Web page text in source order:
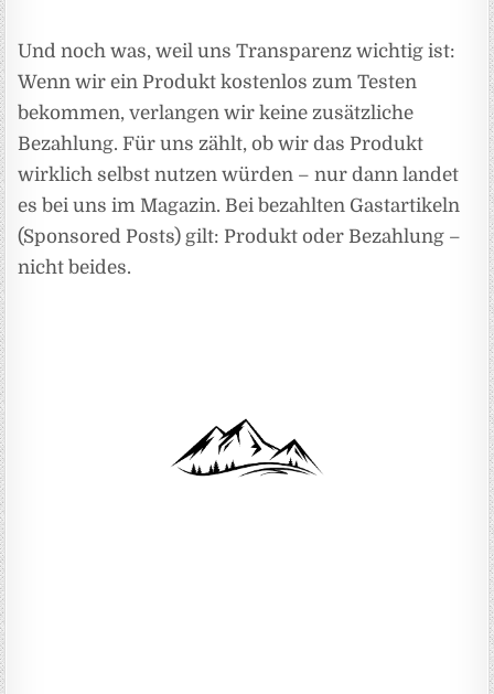
Und noch was, weil uns Transparenz wichtig ist:
Wenn wir ein Produkt kostenlos zum Testen
bekommen, verlangen wir keine zusätzliche
Bezahlung. Für uns zählt, ob wir das Produkt
wirklich selbst nutzen würden – nur dann landet
es bei uns im Magazin. Bei bezahlten Gastartikeln
(Sponsored Posts) gilt: Produkt oder Bezahlung –
nicht beides.